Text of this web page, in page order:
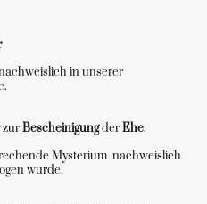
in unserer
zurBescheinigungderEhe.
Mysterium nachweislich
wurde.